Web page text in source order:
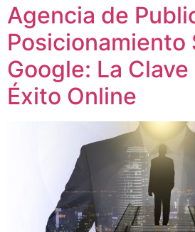
Agencia de
Posicionamiento
Google: La
Éxito Online